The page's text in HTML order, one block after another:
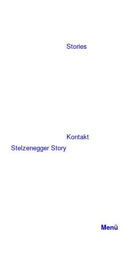
Stelzenegger Story
Stories
Kontakt
Menü